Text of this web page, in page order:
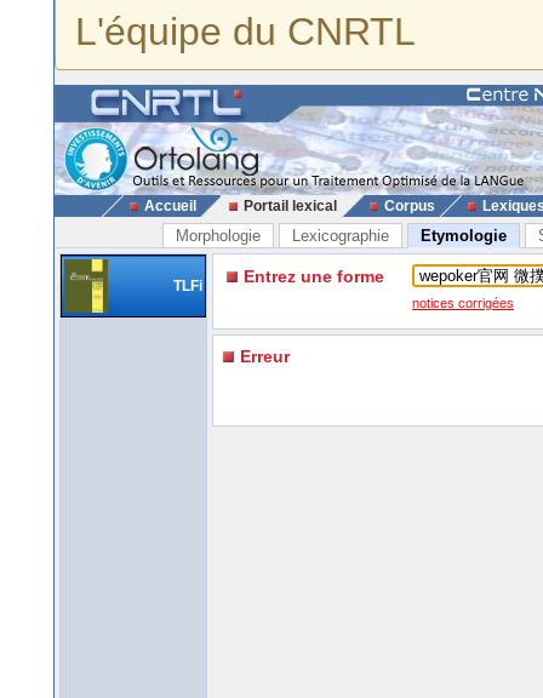
L'équipe du CNRTL
Accueil Portail lexical Corpus
Morphologie Lexicographie Etymologie
TLFi Entrez une forme
notices corrigées
Erreur